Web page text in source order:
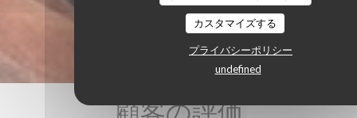
カスタマイズする
プライバシーポリシー
undefined
顧客の評価